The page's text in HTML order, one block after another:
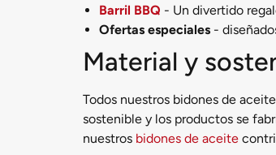
Barril BBQ - Un divertido
Ofertas especiales -
Material y
Todos nuestros bidones de
sostenible y los productos se
nuestros bidones de aceite